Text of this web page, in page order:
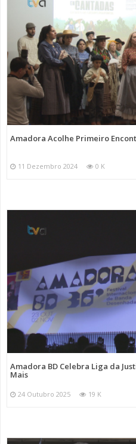
Amadora Acolhe Primeiro
11 Dezembro 2024 0 K
Amadora BD Celebra Liga da
Mais
24 Outubro 2025 19 K